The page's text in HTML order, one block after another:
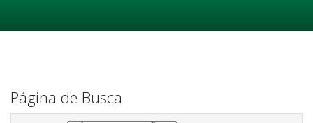
Página de Busca